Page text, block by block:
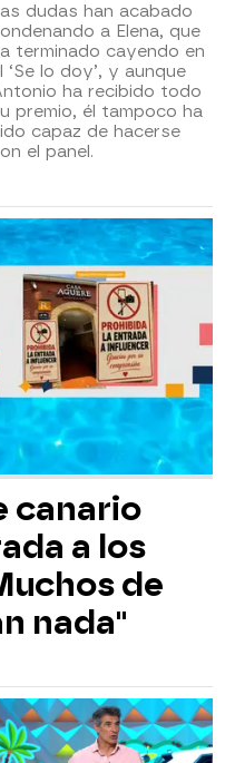
dudas han acabado
a Elena, que
terminado cayendo en
‘Se lo doy’, y aunque
ha recibido todo
premio, él tampoco ha
capaz de hacerse
el panel.
canario
a los
de
nada"